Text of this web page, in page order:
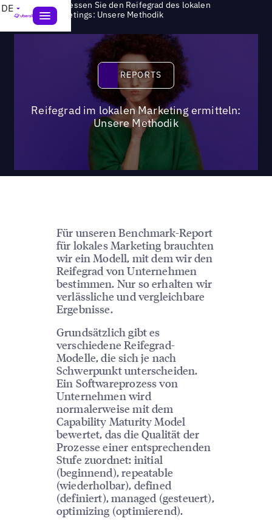
DE Reports>So messen Sie den Reifegrad des lokalen
Marketings: Unsere Methodik
Reports
REPORTS
Reifegrad im lokalen Marketing ermitteln:
Unsere Methodik
Für unseren Benchmark-Report
für lokales Marketing brauchten
wir ein Modell, mit dem wir den
Reifegrad von Unternehmen
bestimmen. Nur so erhalten wir
verlässliche und vergleichbare
Ergebnisse.
Grundsätzlich gibt es
verschiedene Reifegrad-
Modelle, die sich je nach
Schwerpunkt unterscheiden.
Ein Softwareprozess von
Unternehmen wird
normalerweise mit dem
Capability Maturity Model
bewertet, das die Qualität der
Prozesse einer entsprechenden
Stufe zuordnet: initial
(beginnend), repeatable
(wiederholbar), defined
(definiert), managed (gesteuert),
optimizing (optimierend).